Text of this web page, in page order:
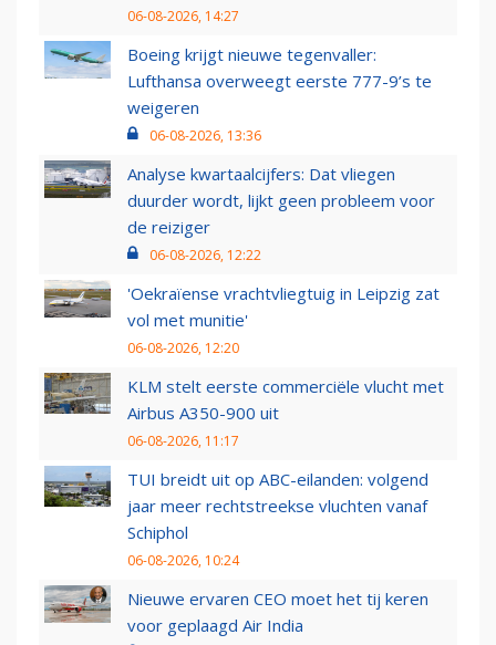
06-08-2026, 14:27
Boeing krijgt nieuwe tegenvaller:
Lufthansa overweegt eerste 777-9’s te
weigeren
06-08-2026, 13:36
Analyse kwartaalcijfers: Dat vliegen
duurder wordt, lijkt geen probleem voor
de reiziger
06-08-2026, 12:22
'Oekraïense vrachtvliegtuig in Leipzig zat
vol met munitie'
06-08-2026, 12:20
KLM stelt eerste commerciële vlucht met
Airbus A350-900 uit
06-08-2026, 11:17
TUI breidt uit op ABC-eilanden: volgend
jaar meer rechtstreekse vluchten vanaf
Schiphol
06-08-2026, 10:24
Nieuwe ervaren CEO moet het tij keren
voor geplaagd Air India